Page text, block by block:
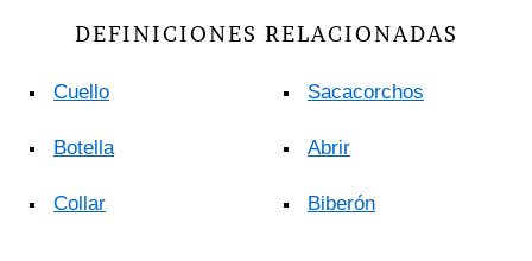
DEFINICIONES RELACIONADAS
Cuello
Botella
Collar
Sacacorchos
Abrir
Biberón